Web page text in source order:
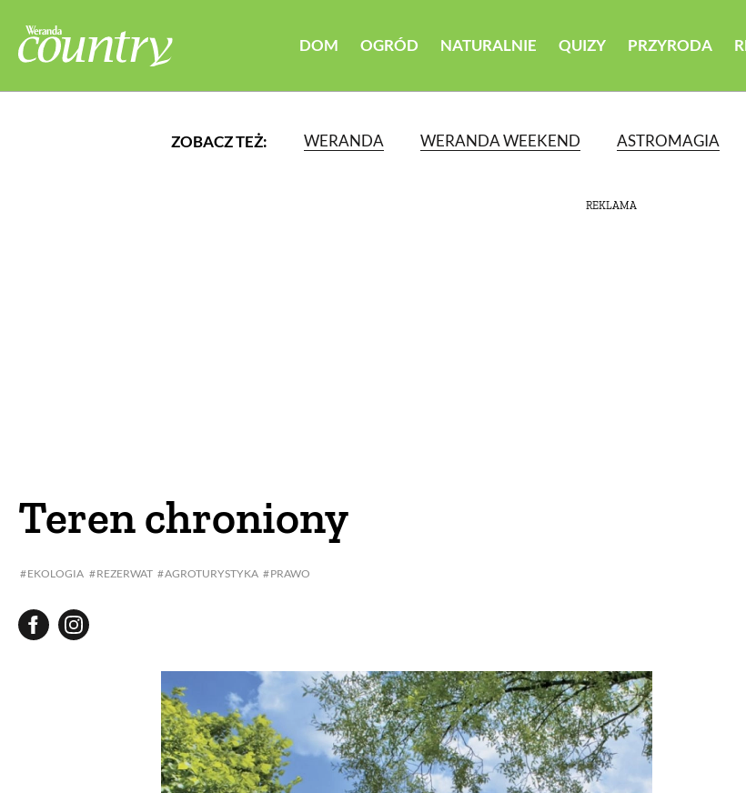
DOM OGRÓD NATURALNIE QUIZY PRZYRODA
ZOBACZ TEŻ: WERANDA WERANDA WEEKEND ASTROMAGIA
REKLAMA
Teren chroniony
EKOLOGIA REZERWAT AGROTURYSTYKA PRAWO
PROJEKTOWANIE OGRODU
ZWYCZAJE ZRÓB TO SAM PRZEPISY ŚNIADANIA
DANIA GŁÓWNE CIASTA I DESERY DODATKI